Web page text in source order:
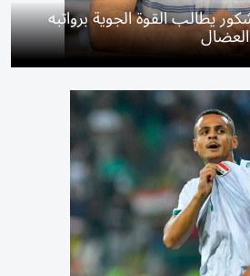
يطالب القوة الجوية برواتبه